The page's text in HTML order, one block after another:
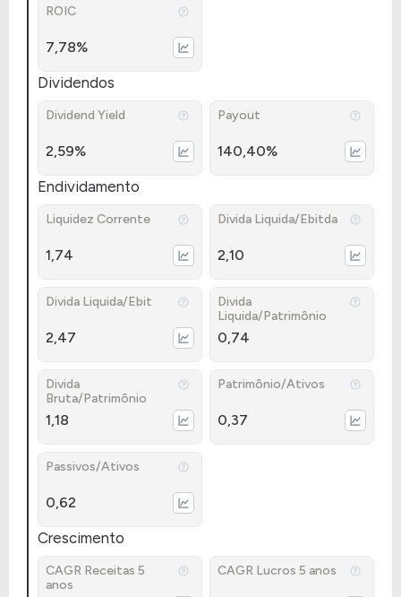
ROIC
7,78%
Dividendos
Dividend Yield
2,59%
Payout
140,40%
Endividamento
Liquidez Corrente
1,74
Divida Liquida/Ebitda
2,10
Divida Liquida/Ebit
2,47
Divida
Liquida/Patrimônio
0,74
Divida
Bruta/Patrimônio
1,18
Patrimônio/Ativos
0,37
Passivos/Ativos
0,62
Crescimento
CAGR Receitas 5
anos
CAGR Lucros 5 anos